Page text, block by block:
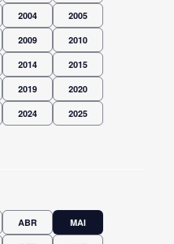
2004 2005
2009 2010
2014 2015
2019 2020
2024 2025
ABR MAI